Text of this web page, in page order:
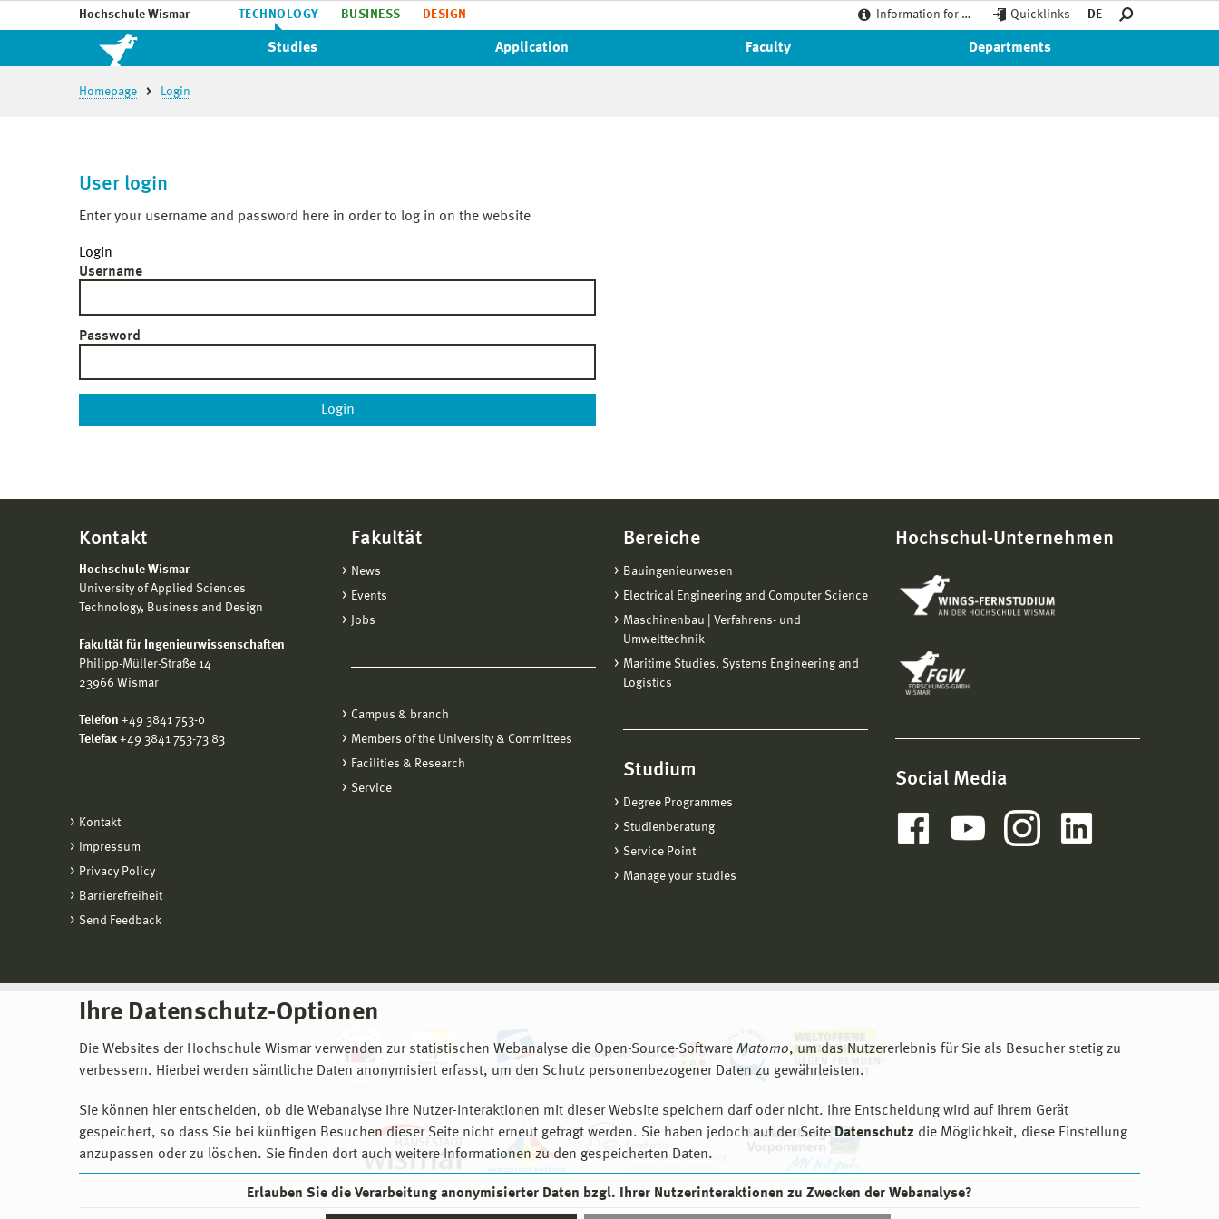
Hochschule Wismar TECHNOLOGY BUSINESS DESIGN Information for … Quicklinks DE
Studies Application Faculty Departments
Homepage Login
Ihre Datenschutz-Optionen
Die Websites der Hochschule Wismar verwenden zur statistischen Webanalyse die Open-Source-Software Matomo, um das Nutzererlebnis für Sie als Besucher stetig zu
verbessern. Hierbei werden sämtliche Daten anonymisiert erfasst, um den Schutz personenbezogener Daten zu gewährleisten.
Sie können hier entscheiden, ob die Webanalyse Ihre Nutzer-Interaktionen mit dieser Website speichern darf oder nicht. Ihre Entscheidung wird auf ihrem Gerät
gespeichert, so dass Sie bei künftigen Besuchen dieser Seite nicht erneut gefragt werden. Sie haben jedoch auf der Seite Datenschutz die Möglichkeit, diese Einstellung
anzupassen oder zu löschen. Sie finden dort auch weitere Informationen zu den gespeicherten Daten.
Erlauben Sie die Verarbeitung anonymisierter Daten bzgl. Ihrer Nutzerinteraktionen zu Zwecken der Webanalyse?
User login
Enter your username and password here in order to log in on the website
Login
Username
Password
Kontakt
Hochschule Wismar
University of Applied Sciences
Technology, Business and Design
Fakultät für Ingenieurwissenschaften
Philipp-Müller-Straße 14
23966 Wismar
Telefon +49 3841 753-0
Telefax +49 3841 753-73 83
Kontakt
Impressum
Privacy Policy
Barrierefreiheit
Send Feedback
Fakultät
News
Events
Jobs
Campus & branch
Members of the University & Committees
Facilities & Research
Service
Bereiche
Bauingenieurwesen
Electrical Engineering and Computer Science
Maschinenbau | Verfahrens- und
Umwelttechnik
Maritime Studies, Systems Engineering and
Logistics
Studium
Degree Programmes
Studienberatung
Service Point
Manage your studies
Hochschul-Unternehmen
Social Media